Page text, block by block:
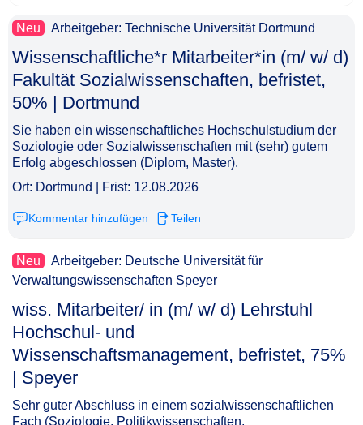
Neu Arbeitgeber: Technische Universität Dortmund
Wissenschaftliche*r Mitarbeiter*in (m/ w/ d)
Fakultät Sozialwissenschaften, befristet,
50% | Dortmund​‌‌‌‌​‌​‌‌‌‌​‌‌‌​​​
Sie haben ein wissenschaftliches Hochschulstudium der
Soziologie oder Sozialwissenschaften mit (sehr) gutem
Erfolg abgeschlossen (Diplom, Master).
Ort: Dortmund | Frist: 12.08.2026
Kommentar hinzufügen Teilen
Neu
Arbeitgeber: Deutsche Universität für
Verwaltungswissenschaften Speyer
wiss. Mitarbeiter/ in (m/ w/ d) Lehrstuhl
Hochschul- und
Wissenschaftsmanagement, befristet, 75%
| Speyer​‌‌‌‌​‌​‌‌‌‌​‌‌​‌‌‌
Sehr guter Abschluss in einem sozialwissenschaftlichen
Fach (Soziologie, Politikwissenschaften,